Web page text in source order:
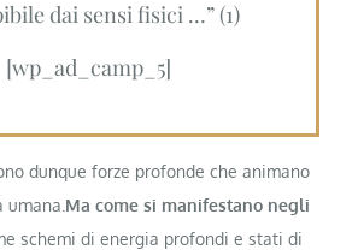
dai sensi fisici …” (1)
[wp_ad_camp_5]
dunque forze profonde che animano
umana. Ma come si manifestano negli
schemi di energia profondi e stati di